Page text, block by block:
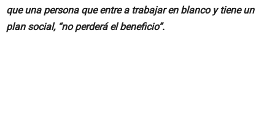
que una persona que entre a trabajar en blanco y tiene un
plan social, “no perderá el beneficio”.